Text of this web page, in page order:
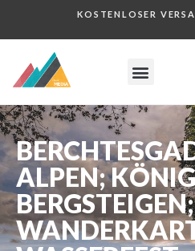
KOSTENLOSER
ALPEN;